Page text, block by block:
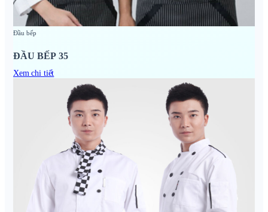
Đầu bếp
ĐẦU BẾP 35
Xem chi tiết